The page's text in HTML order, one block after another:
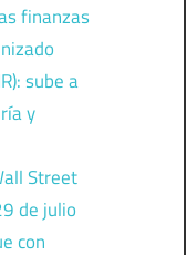
finanzas
sube a
y
Street
de julio
con